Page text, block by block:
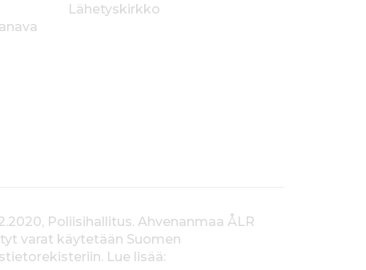
Lähetyskirkko
Poliisihallitus. Ahvenanmaa ÅLR
varat käytetään Suomen
Lue lisää: